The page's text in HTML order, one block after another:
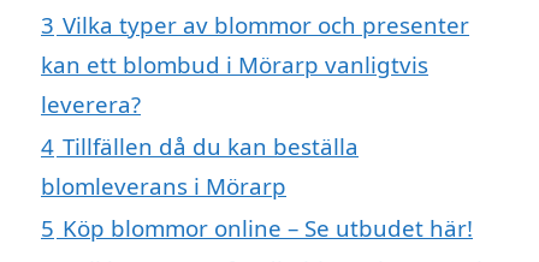
3 Vilka typer av blommor och presenter
kan ett blombud i Mörarp vanligtvis
leverera?
4 Tillfällen då du kan beställa
blomleverans i Mörarp
5 Köp blommor online – Se utbudet här!